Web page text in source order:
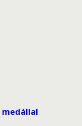
medállal